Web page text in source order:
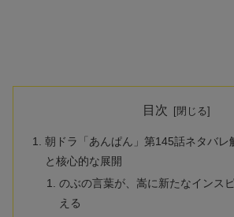
目次
朝ドラ「あんぱん」第145話ネタバレ
と核心的な展開
のぶの言葉が、嵩に新たなインス
える